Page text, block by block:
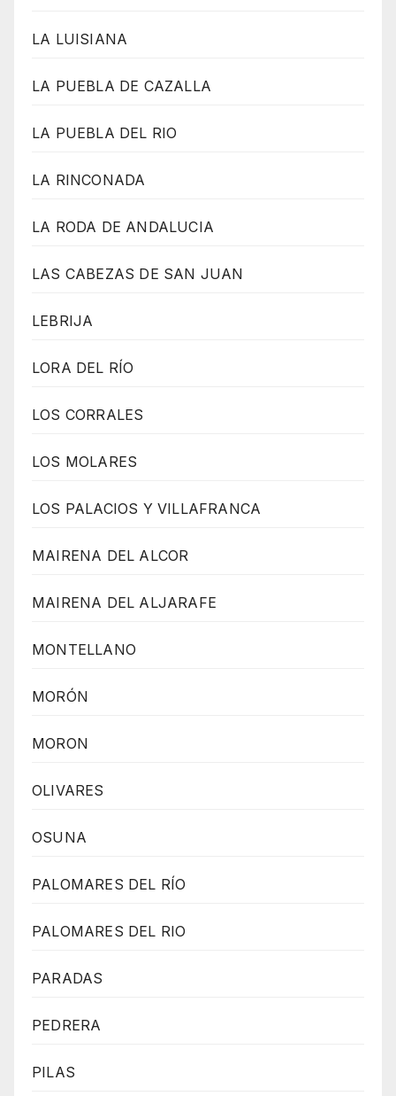
LA LUISIANA
LA PUEBLA DE CAZALLA
LA PUEBLA DEL RIO
LA RINCONADA
LA RODA DE ANDALUCIA
LAS CABEZAS DE SAN JUAN
LEBRIJA
LORA DEL RÍO
LOS CORRALES
LOS MOLARES
LOS PALACIOS Y VILLAFRANCA
MAIRENA DEL ALCOR
MAIRENA DEL ALJARAFE
MONTELLANO
MORÓN
MORON
OLIVARES
OSUNA
PALOMARES DEL RÍO
PALOMARES DEL RIO
PARADAS
PEDRERA
PILAS